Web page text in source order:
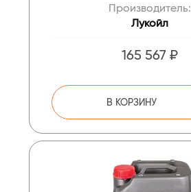
Производитель:
Лукойл
165 567 ₽
В КОРЗИНУ